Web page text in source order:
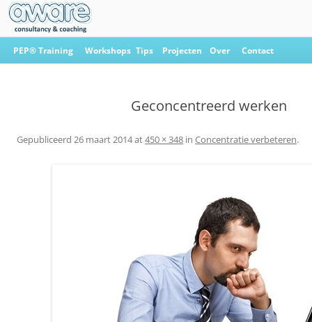
Ga
naar
PEP® Training Workshops Tips Projecten Over Contact
Geconcentreerd werken
Gepubliceerd 26 maart 2014at450 × 348 in Concentratie verbeteren.